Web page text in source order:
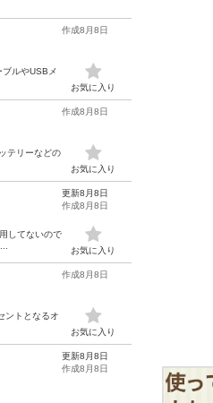
ルやUSBメ
作成8月8日
お気に入り
テリーなどの
作成8月8日
お気に入り
してないので
更新8月8日
作成8月8日
お気に入り
ントとなるオ
作成8月8日
お気に入り
更新8月8日
作成8月8日